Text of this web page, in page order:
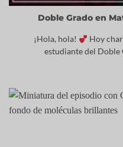
Doble Grado en
¡Hola, hola!
Hoy
estudiante del Doble